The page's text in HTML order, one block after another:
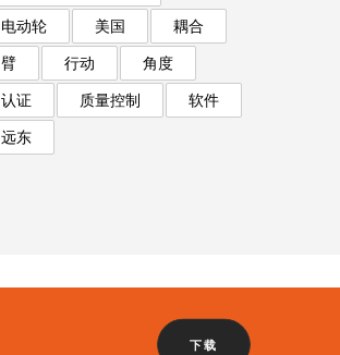
电动轮
美国
耦合
臂
行动
角度
认证
质量控制
软件
远东
下载